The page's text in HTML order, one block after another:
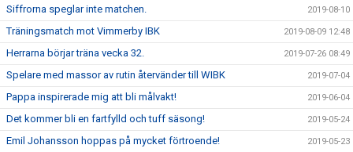
Siffrorna speglar inte matchen. 2019-08-10
Träningsmatch mot Vimmerby IBK 2019-08-09 12:48
Herrarna börjar träna vecka 32. 2019-07-26 08:49
Spelare med massor av rutin återvänder till WIBK 2019-07-04
Pappa inspirerade mig att bli målvakt! 2019-06-04
Det kommer bli en fartfylld och tuff säsong! 2019-05-24
Emil Johansson hoppas på mycket förtroende! 2019-05-23